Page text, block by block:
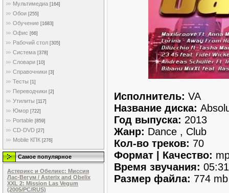
Мультимедиа [164]
Обои [255]
Обучение [1683]
Офис [66]
Рабочий стол [305]
Система [378]
Словари [10]
Справочники [3]
Тесты [1]
Переводчики [2]
Утилиты [117]
Юмор [722]
Portable [859]
CD-DVD [27]
Mobile КПК [276]
Самое популярное
Астерикс и Обеликс: Миссия
Лас-Вегум / Asterix and Obelix
XXL 2: Mission Las Vegum
(2005/PC/RUS)
Исполнитель: VA
Название диска:
Год выпуска: 2013
Жанр: Dance , Club
Кол-во треков: 70
Формат | Качество:
Время звучания:
Размер файла: 774 mb